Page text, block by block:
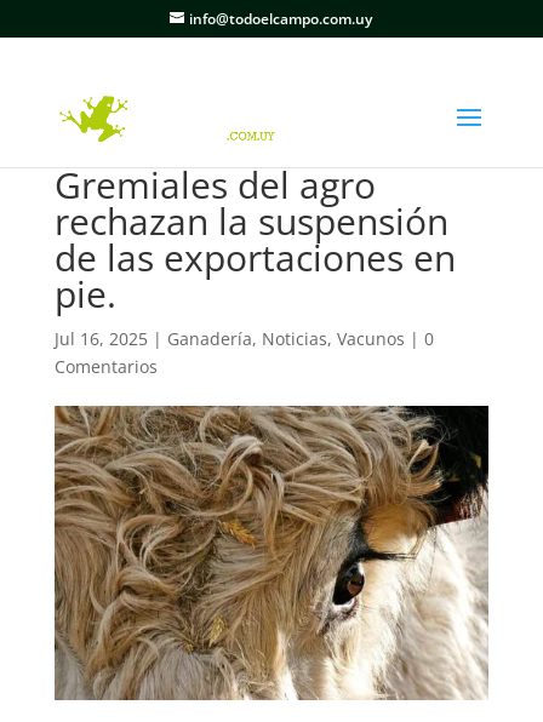
info@todoelcampo.com.uy
Gremiales del agro
rechazan la suspensión
de las exportaciones en
pie.
Jul 16, 2025| Ganadería, Noticias, Vacunos | 0
Comentarios